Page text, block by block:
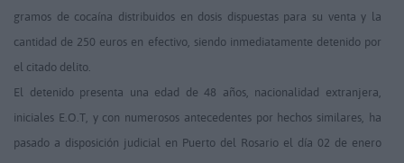
gramos de cocaína distribuidos en dosis dispuestas para su venta y la
cantidad de 250 euros en efectivo, siendo inmediatamente detenido por
el citado delito.
El detenido presenta una edad de 48 años, nacionalidad extranjera,
iniciales E.O.T, y con numerosos antecedentes por hechos similares, ha
pasado a disposición judicial en Puerto del Rosario el día 02 de enero